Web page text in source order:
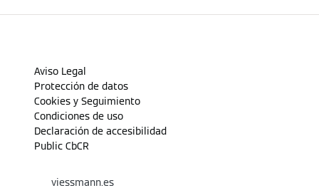
Aviso Legal
Protección de datos
Cookies y Seguimiento
Condiciones de uso
Declaración de accesibilidad
Public CbCR
viessmann.es